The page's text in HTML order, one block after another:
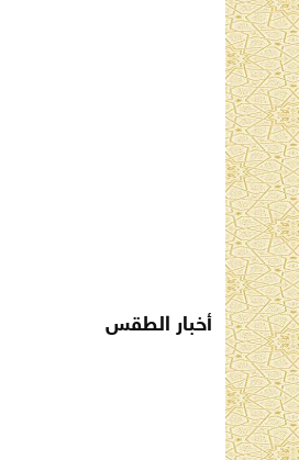
أخبار الطقس